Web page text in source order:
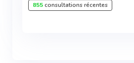
855consultations récentes